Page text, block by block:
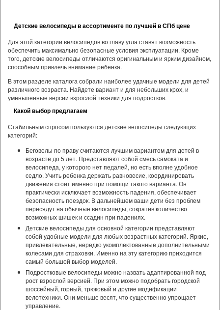
Детские велосипеды в ассортименте по лучшей в СПб цене
Для этой категории велосипедов во главу угла ставят возможность
обеспечить максимально безопасные условия эксплуатации. Кроме
того, детские велосипеды отличаются оригинальным и ярким дизайном,
способным привлечь внимание ребенка.
В этом разделе каталога собрали наиболее удачные модели для детей
различного возраста. Найдете вариант и для небольших крох, и
уменьшенные версии взрослой техники для подростков.
Какой выбор предлагаем
Стабильным спросом пользуются детские велосипеды следующих
категорий:
Беговелы по праву считаются лучшим вариантом для детей в
возрасте до 5 лет. Представляют собой смесь самоката и
велосипеда, у которого нет педалей, но есть вполне удобное
седло. Учить ребенка держать равновесие, координировать
движения стоит именно при помощи такого варианта. Он
практически исключает возможность падения, обеспечивает
безопасность поездок. В дальнейшем ваши дети без проблем
пересядут на обычные велосипеды, сократив количество
возможных шишек и ссадин при падениях.
Детские велосипеды для основной категории представляют
собой удобные модели для любых возрастных категорий. Яркие,
привлекательные, нередко укомплектованные дополнительными
колесами для страховки. Именно на эту категорию приходится
самый большой выбор моделей.
Подростковые велосипеды можно назвать адаптированной под
рост взрослой версией. При этом можно подобрать городской
шоссейный, горный, трюковый и другие модификации
велотехники. Они меньше весят, что существенно упрощает
управление.